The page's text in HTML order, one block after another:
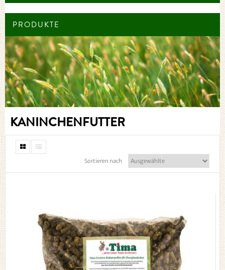
PRODUKTE
KANINCHENFUTTER
Sortieren nach